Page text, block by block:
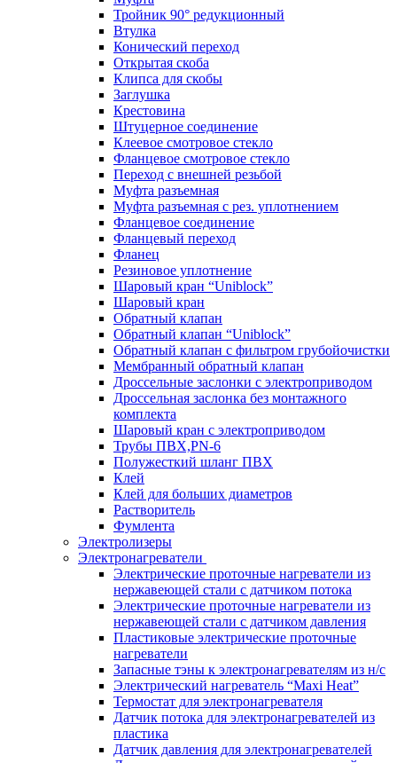
Тройник 90° редукционный
Втулка
Конический переход
Открытая скоба
Клипса для скобы
Заглушка
Крестовина
Штуцерное соединение
Клеевое смотровое стекло
Фланцевое смотровое стекло
Переход с внешней резьбой
Муфта разъемная
Муфта разъемная с рез. уплотнением
Фланцевое соединение
Фланцевый переход
Фланец
Резиновое уплотнение
Шаровый кран “Uniblock”
Шаровый кран
Обратный клапан
Обратный клапан “Uniblock”
Обратный клапан с фильтром грубойочистки
Мембранный обратный клапан
Дроссельные заслонки с электроприводом
Дроссельная заслонка без монтажного
комплекта
Шаровый кран с электроприводом
Трубы ПВХ,PN-6
Полужесткий шланг ПВХ
Клей
Клей для больших диаметров
Растворитель
Фумлента
Электролизеры
Электронагреватели
Электрические проточные нагреватели из
нержавеющей стали с датчиком потока
Электрические проточные нагреватели из
нержавеющей стали с датчиком давления
Пластиковые электрические проточные
нагреватели
Запасные тэны к электронагревателям из н/с
Электрический нагреватель “Maxi Heat”
Термостат для электронагревателя
Датчик потока для электронагревателей из
пластика
Датчик давления для электронагревателей